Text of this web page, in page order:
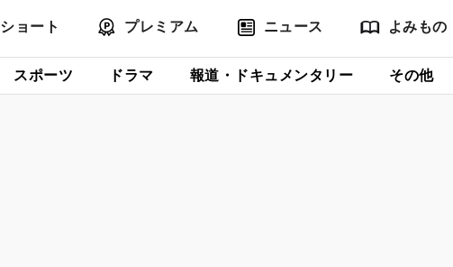
ショート プレミアム ニュース よみもの
スポーツ ドラマ 報道・ドキュメンタリー その他